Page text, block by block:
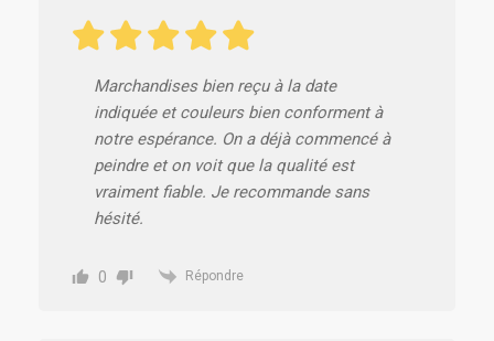
Marchandises bien reçu à la date
indiquée et couleurs bien conforment à
notre espérance. On a déjà commencé à
peindre et on voit que la qualité est
vraiment fiable. Je recommande sans
hésité.
0 Répondre